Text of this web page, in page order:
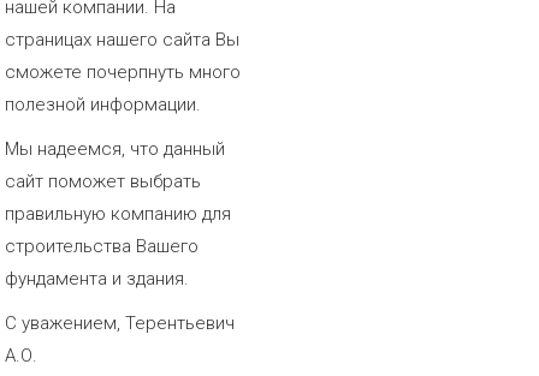
нашей компании. На
страницах нашего сайта Вы
сможете почерпнуть много
полезной информации.
Мы надеемся, что данный
сайт поможет выбрать
правильную компанию для
строительства Вашего
фундамента и здания.
С уважением, Терентьевич
А.О.